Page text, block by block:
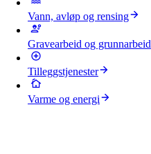
Vann, avløp og rensing
Gravearbeid og grunnarbeid
Tilleggstjenester
Varme og energi